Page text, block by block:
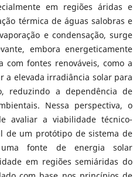
em regiões áridas e
térmica de águas salobras e
e condensação, surge
embora energeticamente
com fontes renováveis, como a
a elevada irradiância solar para
reduzindo a dependência de
Nessa perspectiva, o
avaliar a viabilidade técnico-
de um protótipo de sistema de
uma fonte de energia solar
em regiões semiáridas do